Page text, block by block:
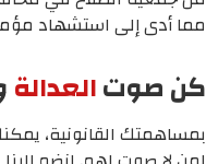
مما أدى إلى استشهاد
كن صوتالعدالة
بمساهمتك القانونية،